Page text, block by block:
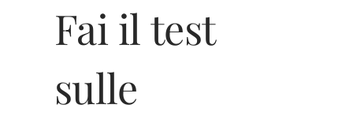
Fai il test
sulle